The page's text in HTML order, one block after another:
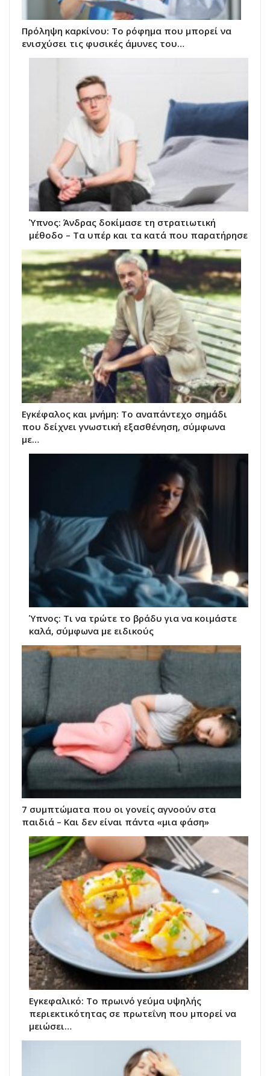
Πρόληψη καρκίνου: Το ρόφημα που μπορεί να
ενισχύσει τις φυσικές άμυνες του…
Ύπνος: Άνδρας δοκίμασε τη στρατιωτική
μέθοδο – Τα υπέρ και τα κατά που παρατήρησε
Εγκέφαλος και μνήμη: Το αναπάντεχο σημάδι
που δείχνει γνωστική εξασθένηση, σύμφωνα
με…
Ύπνος: Τι να τρώτε το βράδυ για να κοιμάστε
καλά, σύμφωνα με ειδικούς
7 συμπτώματα που οι γονείς αγνοούν στα
παιδιά – Και δεν είναι πάντα «μια φάση»
Εγκεφαλικό: Το πρωινό γεύμα υψηλής
περιεκτικότητας σε πρωτεΐνη που μπορεί να
μειώσει…